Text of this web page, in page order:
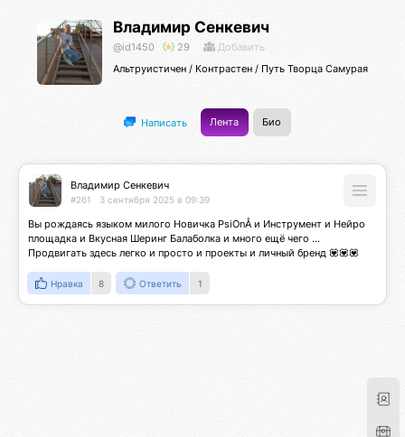
Владимир Сенкевич
@id1450 29
Добавить
Альтруистичен / Контрастен / Путь Творца Самурая
Написать Лента Био
Владимир Сенкевич
#261 3 сентября 2025 в 09:39
Вы рождаясь языком милого Новичка PsiOnÅ и Инструмент и Нейро
площадка и Вкусная Шеринг Балаболка и много ещё чего ...
Продвигать здесь легко и просто и проекты и личный бренд 💟💟💟
Нравка 8 Ответить 1